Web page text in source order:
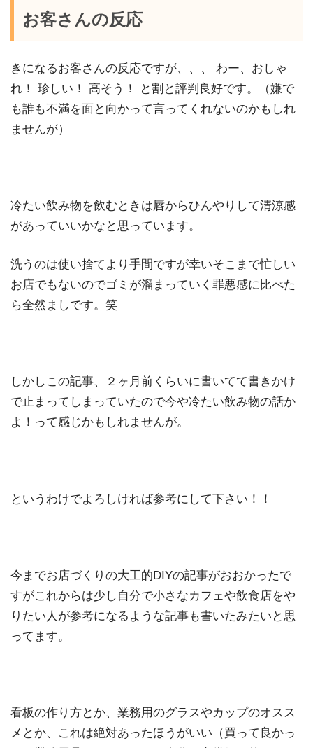
お客さんの反応
きになるお客さんの反応ですが、、、 わー、おしゃ
れ！ 珍しい！ 高そう！ と割と評判良好です。（嫌で
も誰も不満を面と向かって言ってくれないのかもしれ
ませんが）
冷たい飲み物を飲むときは唇からひんやりして清涼感
があっていいかなと思っています。
洗うのは使い捨てより手間ですが幸いそこまで忙しい
お店でもないのでゴミが溜まっていく罪悪感に比べた
ら全然ましです。笑
しかしこの記事、２ヶ月前くらいに書いてて書きかけ
で止まってしまっていたので今や冷たい飲み物の話か
よ！って感じかもしれませんが。
というわけでよろしければ参考にして下さい！！
今までお店づくりの大工的DIYの記事がおおかったで
すがこれからは少し自分で小さなカフェや飲食店をや
りたい人が参考になるような記事も書いたみたいと思
ってます。
看板の作り方とか、業務用のグラスやカップのオスス
メとか、これは絶対あったほうがいい（買って良かっ